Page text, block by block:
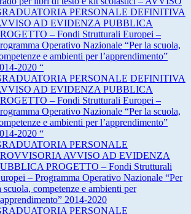
PERSONALE DEFINITIVA
AD EVIDENZA PUBBLICA
– Fondi Strutturali Europei –
Operativo Nazionale “Per la scuola,
e ambienti per l’apprendimento”
2020 “
PERSONALE DEFINITIVA
AD EVIDENZA PUBBLICA
– Fondi Strutturali Europei –
Operativo Nazionale “Per la scuola,
e ambienti per l’apprendimento”
2020 “
PERSONALE
AVVISO AD EVIDENZA
PROGETTO – Fondi Strutturali
– Programma Operativo Nazionale “Per
scuola, competenze e ambienti per
2014-2020
PERSONALE